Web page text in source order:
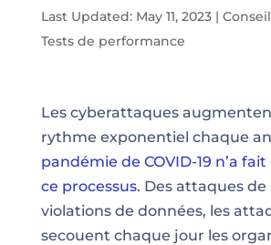
Last Updated: May 11, 2023|
Tests de performance
Les cyberattaques
rythme exponentiel chaque
pandémie de COVID-19 n’a
ce processus. Des attaques
violations de données, les
secouent chaque jour les